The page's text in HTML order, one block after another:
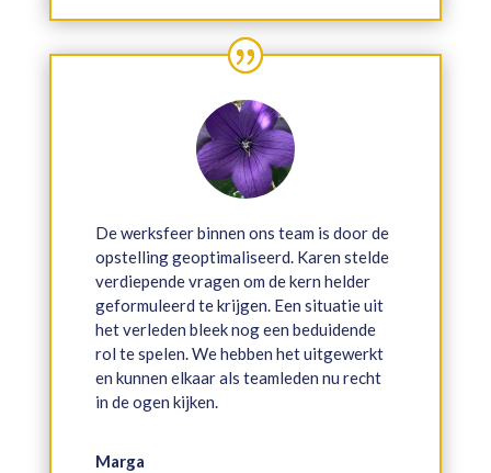
De werksfeer binnen ons team is door de
opstelling geoptimaliseerd. Karen stelde
verdiepende vragen om de kern helder
geformuleerd te krijgen. Een situatie uit
het verleden bleek nog een beduidende
rol te spelen. We hebben het uitgewerkt
en kunnen elkaar als teamleden nu recht
in de ogen kijken.
Marga